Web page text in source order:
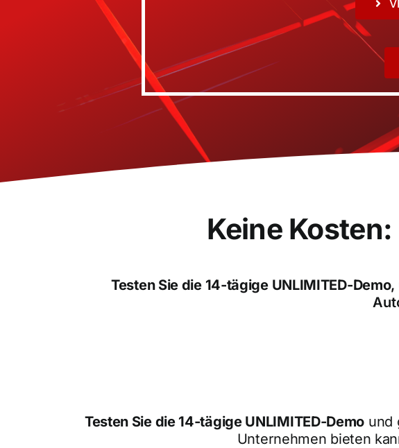
Keine
Testen Sie die 14-tägige UNLIMITED-Demo,
Testen Sie die 14-tägige UNLIMITED-Demo und
Unternehmen bieten